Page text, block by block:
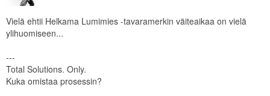
Vielä ehtii Helkama Lumimies -tavaramerkin väiteaikaa on vielä
ylihuomiseen...
---
Total Solutions. Only.
Kuka omistaa prosessin?